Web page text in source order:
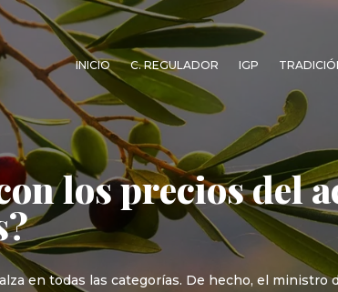
INICIO C. REGULADOR IGP
los precios del
en todas las categorías. De hecho, el ministro